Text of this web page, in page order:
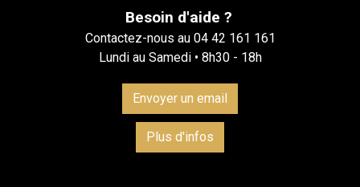
Besoin d'aide ?
Contactez-nous au 04 42 161 161
Lundi au Samedi • 8h30 - 18h
Envoyer un email
Plus d'infos